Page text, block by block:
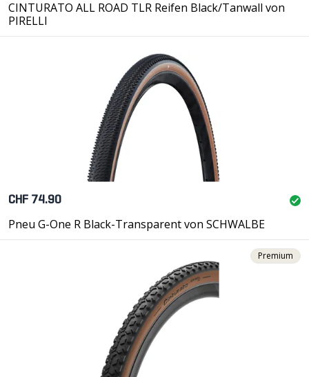
CINTURATO ALL ROAD TLR Reifen Black/Tanwall von
PIRELLI
CHF 74.90
Pneu G-One R Black-Transparent von SCHWALBE
Premium